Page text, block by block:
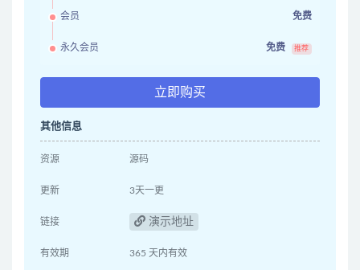
会员 免费
永久会员 免费 推荐
立即购买
其他信息
资源 源码
更新 3天一更
链接 演示地址
有效期 365 天内有效